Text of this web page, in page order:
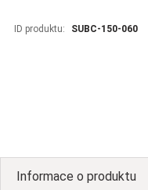
ID produktu: SUBC-150-060
Informace o produktu